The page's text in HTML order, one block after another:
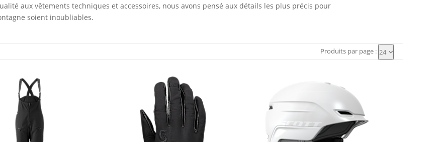
aux vêtements techniques et accessoires, nous avons pensé aux détails les plus précis pour
soient inoubliables.
Produits par page : 24